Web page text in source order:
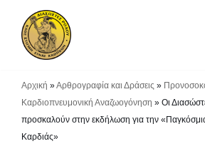
Μεταπηδήστε
Αρχική »Αρθρογραφία και Δράσεις »
Καρδιοπνευμονική Αναζωογόνηση » Οι
προσκαλούν στην εκδήλωση για την
Καρδιάς»